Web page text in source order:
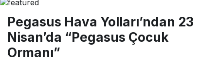
Pegasus Hava Yolları’ndan 23
Nisan’da “Pegasus Çocuk
Ormanı”